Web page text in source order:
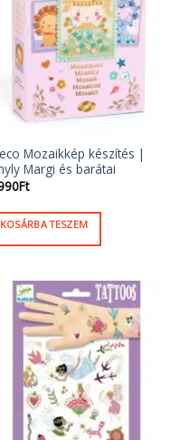
Mozaikkép készítés |
Margi és barátai
Ft
KOSÁRBA TESZEM